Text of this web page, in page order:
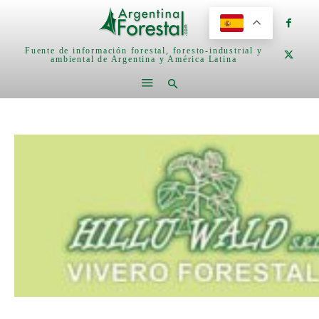
Fuente de información forestal, foresto-industrial y
ambiental de Argentina y América Latina